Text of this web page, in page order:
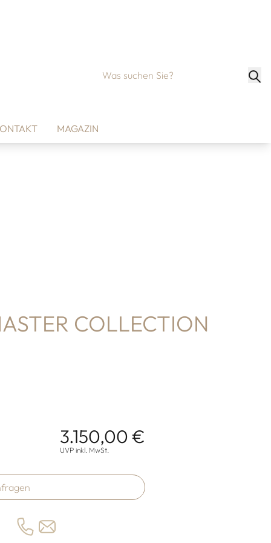
MAGAZIN
COLLECTION
3.150,00 €
UVP inkl. MwSt.